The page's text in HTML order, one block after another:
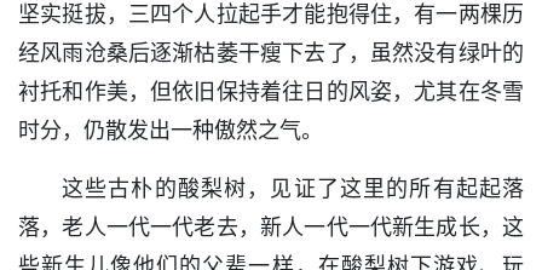
坚实挺拔，三四个人拉起手才能抱得住，有一两棵历
经风雨沧桑后逐渐枯萎干瘦下去了，虽然没有绿叶的
衬托和作美，但依旧保持着往日的风姿，尤其在冬雪
时分，仍散发出一种傲然之气。
这些古朴的酸梨树，见证了这里的所有起起落
落，老人一代一代老去，新人一代一代新生成长，这